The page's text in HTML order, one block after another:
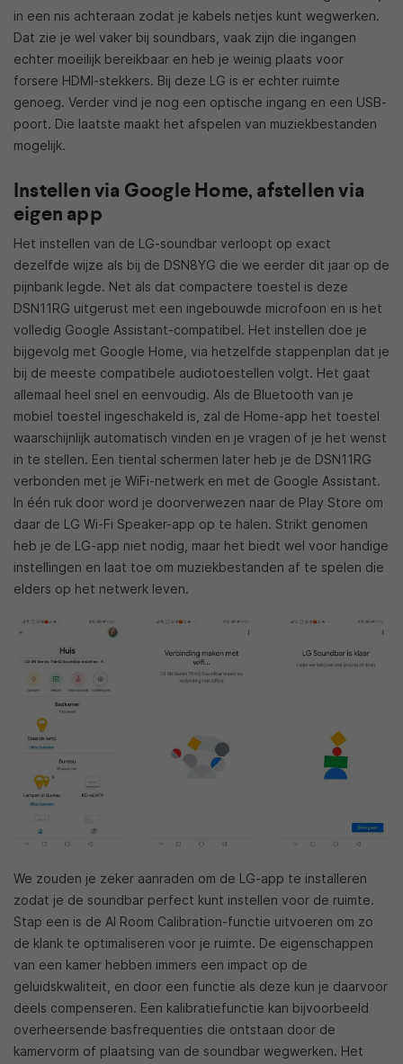
in een nis achteraan zodat je kabels netjes kunt wegwerken.
Dat zie je wel vaker bij soundbars, vaak zijn die ingangen
echter moeilijk bereikbaar en heb je weinig plaats voor
forsere HDMI-stekkers. Bij deze LG is er echter ruimte
genoeg. Verder vind je nog een optische ingang en een USB-
poort. Die laatste maakt het afspelen van muziekbestanden
mogelijk.
Instellen via Google Home, afstellen via
eigen app
Het instellen van de LG-soundbar verloopt op exact
dezelfde wijze als bij de DSN8YG die we eerder dit jaar op de
pijnbank legde. Net als dat compactere toestel is deze
DSN11RG uitgerust met een ingebouwde microfoon en is het
volledig Google Assistant-compatibel. Het instellen doe je
bijgevolg met Google Home, via hetzelfde stappenplan dat je
bij de meeste compatibele audiotoestellen volgt. Het gaat
allemaal heel snel en eenvoudig. Als de Bluetooth van je
mobiel toestel ingeschakeld is, zal de Home-app het toestel
waarschijnlijk automatisch vinden en je vragen of je het wenst
in te stellen. Een tiental schermen later heb je de DSN11RG
verbonden met je WiFi-netwerk en met de Google Assistant.
In één ruk door word je doorverwezen naar de Play Store om
daar de LG Wi-Fi Speaker-app op te halen. Strikt genomen
heb je de LG-app niet nodig, maar het biedt wel voor handige
instellingen en laat toe om muziekbestanden af te spelen die
elders op het netwerk leven.
We zouden je zeker aanraden om de LG-app te installeren
zodat je de soundbar perfect kunt instellen voor de ruimte.
Stap een is de AI Room Calibration-functie uitvoeren om zo
de klank te optimaliseren voor je ruimte. De eigenschappen
van een kamer hebben immers een impact op de
geluidskwaliteit, en door een functie als deze kun je daarvoor
deels compenseren. Een kalibratiefunctie kan bijvoorbeeld
overheersende basfrequenties die ontstaan door de
kamervorm of plaatsing van de soundbar wegwerken. Het